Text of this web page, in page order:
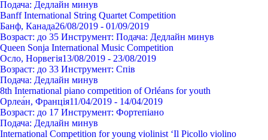
Подача: Дедлайн минув
Banff International String Quartet Competition
Банф, Канада26/08/2019 - 01/09/2019
Возраст: до 35 Инструмент: Подача: Дедлайн минув
Queen Sonja International Music Competition
Осло, Норвегія13/08/2019 - 23/08/2019
Возраст: до 33 Инструмент: Спів
Подача: Дедлайн минув
8th International piano competition of Orléans for youth
Орлеа́н, Франція11/04/2019 - 14/04/2019
Возраст: до 17 Инструмент: Фортепіано
Подача: Дедлайн минув
International Competition for young violinist ‘Il Picollo violino